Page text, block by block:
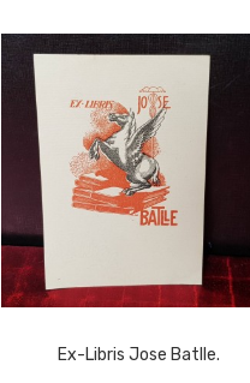
Ex-Libris Jose Batlle.